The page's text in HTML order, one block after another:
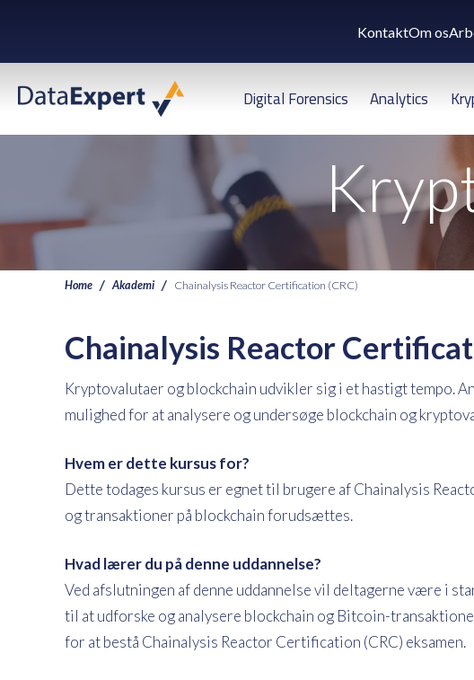
KontaktOm os
Digital Forensics Analytics
Home Akademi Chainalysis Reactor Certification (CRC)
Chainalysis Reactor
Kryptovalutaer og blockchain udvikler sig i et hastigt tempo.
mulighed for at analysere og undersøge blockchain og
Hvem er dette kursus for?
Dette todages kursus er egnet til brugere af Chainalysis
og transaktioner på blockchain forudsættes.
Hvad lærer du på denne uddannelse?
Ved afslutningen af denne uddannelse vil deltagerne være i
til at udforske og analysere blockchain og Bitcoin-
for at bestå Chainalysis Reactor Certification (CRC) eksamen.